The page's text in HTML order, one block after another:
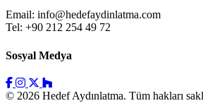
Email: info@hedefaydinlatma.com
Tel: +90 212 254 49 72
Sosyal Medya
© 2026 Hedef Aydınlatma. Tüm hakları